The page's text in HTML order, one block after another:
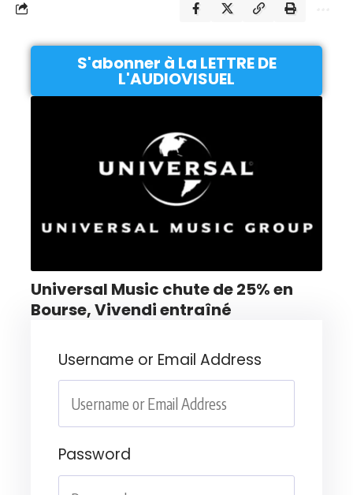
S'abonner à La LETTRE DE
L'AUDIOVISUEL
Universal Music chute de 25% en
Bourse, Vivendi entraîné
Username or Email Address
Password